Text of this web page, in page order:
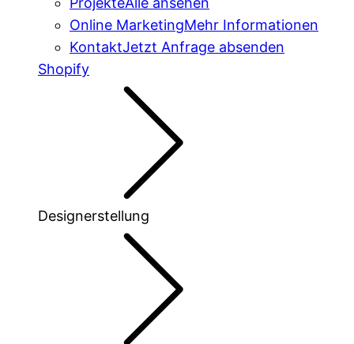
Online MarketingMehr Informationen
KontaktJetzt Anfrage absenden
Shopify
Designerstellung